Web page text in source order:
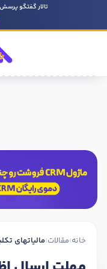
تالار گفتگو
خانه›مقالات›مالیاتهای
در صورتی که سابقه